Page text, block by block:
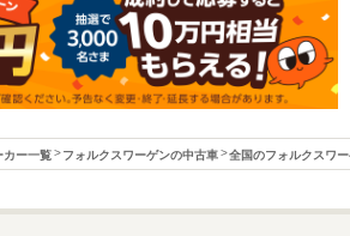
カー一覧 フォルクスワーゲンの中古車 全国のフォルクスワ